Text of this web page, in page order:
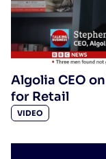
Algolia CEO
for Retail
VIDEO